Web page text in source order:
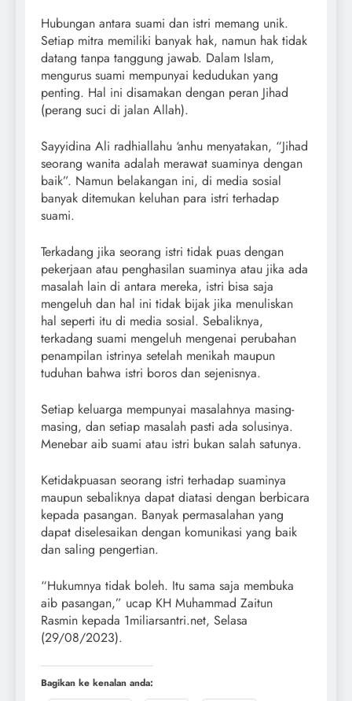
Hubungan antara suami dan istri memang unik.
Setiap mitra memiliki banyak hak, namun hak tidak
datang tanpa tanggung jawab. Dalam Islam,
mengurus suami mempunyai kedudukan yang
penting. Hal ini disamakan dengan peran Jihad
(perang suci di jalan Allah).
Sayyidina Ali radhiallahu ‘anhu menyatakan, “Jihad
seorang wanita adalah merawat suaminya dengan
baik”. Namun belakangan ini, di media sosial
banyak ditemukan keluhan para istri terhadap
suami.
Terkadang jika seorang istri tidak puas dengan
pekerjaan atau penghasilan suaminya atau jika ada
masalah lain di antara mereka, istri bisa saja
mengeluh dan hal ini tidak bijak jika menuliskan
hal seperti itu di media sosial. Sebaliknya,
terkadang suami mengeluh mengenai perubahan
penampilan istrinya setelah menikah maupun
tuduhan bahwa istri boros dan sejenisnya.
Setiap keluarga mempunyai masalahnya masing-
masing, dan setiap masalah pasti ada solusinya.
Menebar aib suami atau istri bukan salah satunya.
Ketidakpuasan seorang istri terhadap suaminya
maupun sebaliknya dapat diatasi dengan berbicara
kepada pasangan. Banyak permasalahan yang
dapat diselesaikan dengan komunikasi yang baik
dan saling pengertian.
“Hukumnya tidak boleh. Itu sama saja membuka
aib pasangan,” ucap KH Muhammad Zaitun
Rasmin kepada 1miliarsantri.net, Selasa
(29/08/2023).
Bagikan ke kenalan anda: